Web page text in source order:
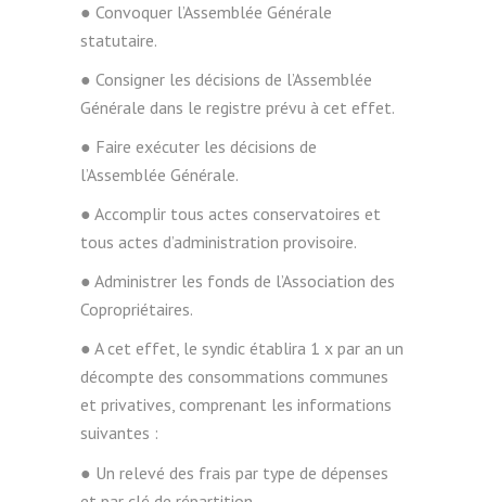
● Convoquer l’Assemblée Générale
statutaire.
● Consigner les décisions de l’Assemblée
Générale dans le registre prévu à cet effet.
● Faire exécuter les décisions de
l’Assemblée Générale.
● Accomplir tous actes conservatoires et
tous actes d’administration provisoire.
● Administrer les fonds de l’Association des
Copropriétaires.
● A cet effet, le syndic établira 1 x par an un
décompte des consommations communes
et privatives, comprenant les informations
suivantes :
● Un relevé des frais par type de dépenses